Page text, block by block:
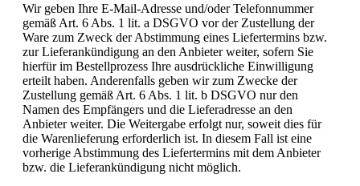
Wir geben Ihre E-Mail-Adresse und/oder Telefonnummer
gemäß Art. 6 Abs. 1 lit. a DSGVO vor der Zustellung der
Ware zum Zweck der Abstimmung eines Liefertermins bzw.
zur Lieferankündigung an den Anbieter weiter, sofern Sie
hierfür im Bestellprozess Ihre ausdrückliche Einwilligung
erteilt haben. Anderenfalls geben wir zum Zwecke der
Zustellung gemäß Art. 6 Abs. 1 lit. b DSGVO nur den
Namen des Empfängers und die Lieferadresse an den
Anbieter weiter. Die Weitergabe erfolgt nur, soweit dies für
die Warenlieferung erforderlich ist. In diesem Fall ist eine
vorherige Abstimmung des Liefertermins mit dem Anbieter
bzw. die Lieferankündigung nicht möglich.